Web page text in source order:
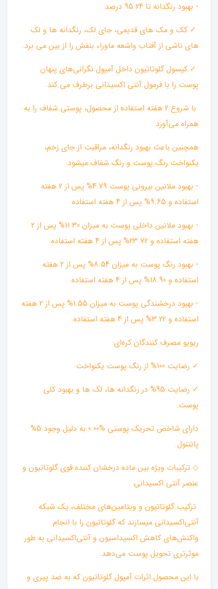
- بهبود رنگدانه تا 95.24 درصد ‌
✓ کک و مک های قدیمی، جای لک، رنگدانه ها و لک
های ناشی از آفتاب واشعه ماوراء بنفش را از بین می برد. ‌
✓ کپسول گلوتاتیون داخل آمپول نگرانی‌های پنهان
پوست را با فرمول آنتی اکسیدانی برطرف می کند. ‌
با شروع 2 هفته استفاده از محصول، پوستی شفاف را به
همراه می‌آورد.
همچنین باعث بهبود رنگدانه، مراقبت از جای زخم،
یکنواخت رنگ پوست و رنگ شفاف میشود: ‌
- بهبود ملانین بیرونی پوست 4.79% پس از 2 هفته
استفاده و 9.65% پس از 4 هفته استفاده ‌
- بهبود ملانین داخلی پوست به میزان 11.30% پس از 2
هفته استفاده و 23.72% پس از 4 هفته استفاده. ‌
- بهبود رنگ پوست به میزان 8.54% پس از 2 هفته
استفاده و 18.90% پس از 4 هفته استفاده. ‌
- بهبود درخشندگی پوست به میزان 1.55% پس از 2 هفته
استفاده و 3.22% پس از 4 هفته استفاده. ‌
ریویو مصرف کنندگان کره‌ای:
✓ رضایت 100% از رنگ پوست یکنواخت
✓ رضایت 95% در رنگدانه ها، لک ها و بهبود کلی
پوست.
دارای شاخص تحریک پوستی %0.00 به دلیل وجود 5%
پانتنول. ‌
◇ ترکیبات ویژه بین ماده درخشان کننده قوی گلوتاتیون و
عنصر آنتی اکسیدانی:
ترکیب گلوتاتیون و ویتامین‌های مختلف، یک شبکه
آنتی‌اکسیدانی میسازند که گلوتاتیون را با انجام
واکنش‌های کاهش اکسیداسیون و آنتی‌اکسیدانی به طور
موثرتری تحویل پوست می‌دهد.
با این محصول اثرات آمپول گلوتاتیون که به ضد پیری و